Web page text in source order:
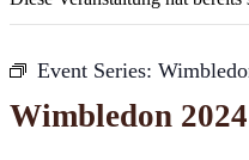
Event Series:
Wimbledon 2024